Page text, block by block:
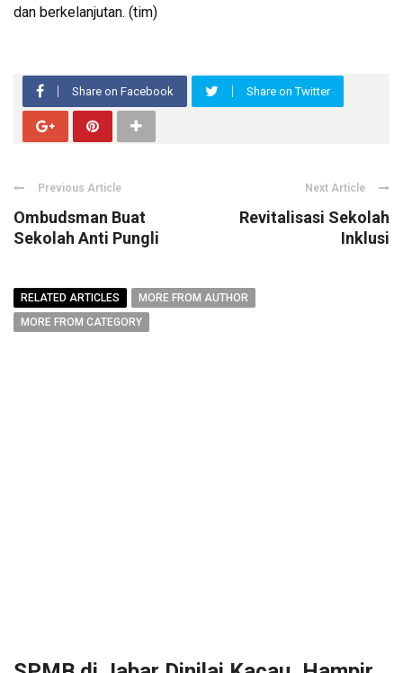
dan berkelanjutan. (tim)
Share on Facebook Share on Twitter
Previous Article
Ombudsman Buat
Sekolah Anti Pungli
Next Article
Revitalisasi Sekolah
Inklusi
RELATED ARTICLES
MORE FROM AUTHOR
MORE FROM CATEGORY